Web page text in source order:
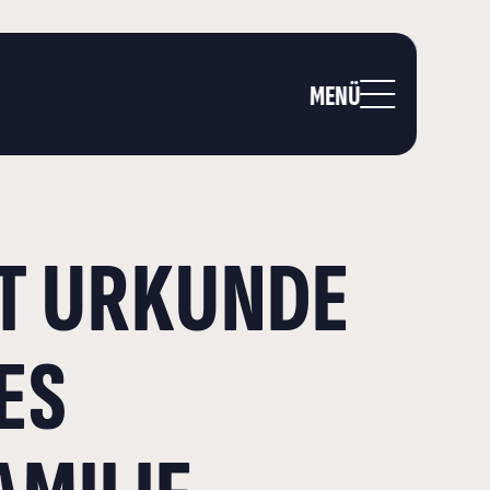
MENÜ
URKUNDE